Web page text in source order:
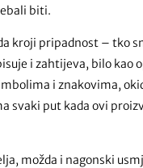
biti.
kroji pripadnost – tko
i zahtijeva, bilo kao
i znakovima,
svaki put kada ovi
možda i nagonski